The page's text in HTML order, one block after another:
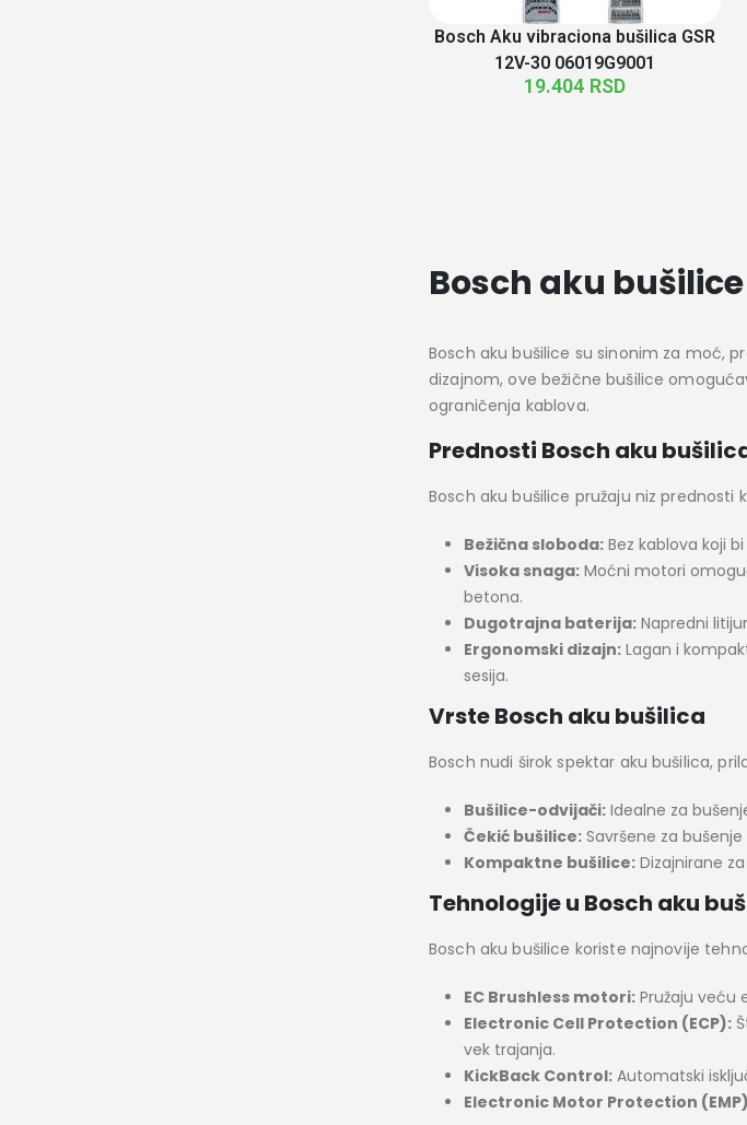
Bosch Aku vibraciona bušilica GSR
12V-30 06019G9001
19.404 RSD
Bosch aku bušilice
Bosch aku bušilice su sinonim za moć,
dizajnom, ove bežične bušilice
ograničenja kablova.
Prednosti Bosch aku
Bosch aku bušilice pružaju niz
Bežična sloboda: Bez kablova koji
Visoka snaga: Moćni motori
betona.
Dugotrajna baterija: Napredni
Ergonomski dizajn: Lagan i
sesija.
Vrste Bosch aku bušilica
Bosch nudi širok spektar aku bušilica,
Bušilice-odvijači: Idealne za
Čekić bušilice: Savršene za
Kompaktne bušilice: Dizajnirane
Tehnologije u Bosch aku
Bosch aku bušilice koriste najnovije
EC Brushless motori: Pružaju veću
Electronic Cell Protection (ECP):
vek trajanja.
KickBack Control: Automatski
Electronic Motor Protection